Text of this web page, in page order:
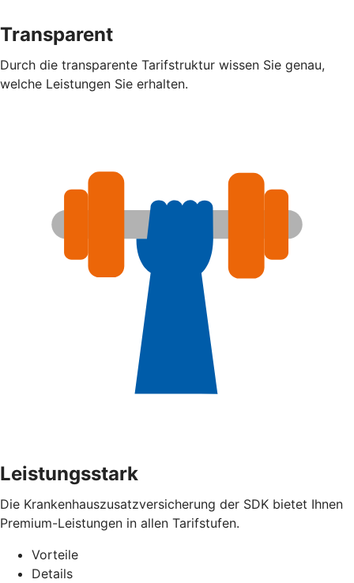
Transparent
Durch die transparente Tarifstruktur wissen Sie genau,
welche Leistungen Sie erhalten.
Leistungsstark
Die Krankenhauszusatzversicherung der SDK bietet Ihnen
Premium-Leistungen in allen Tarifstufen.
Vorteile
Details